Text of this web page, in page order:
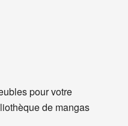
pour votre
de mangas